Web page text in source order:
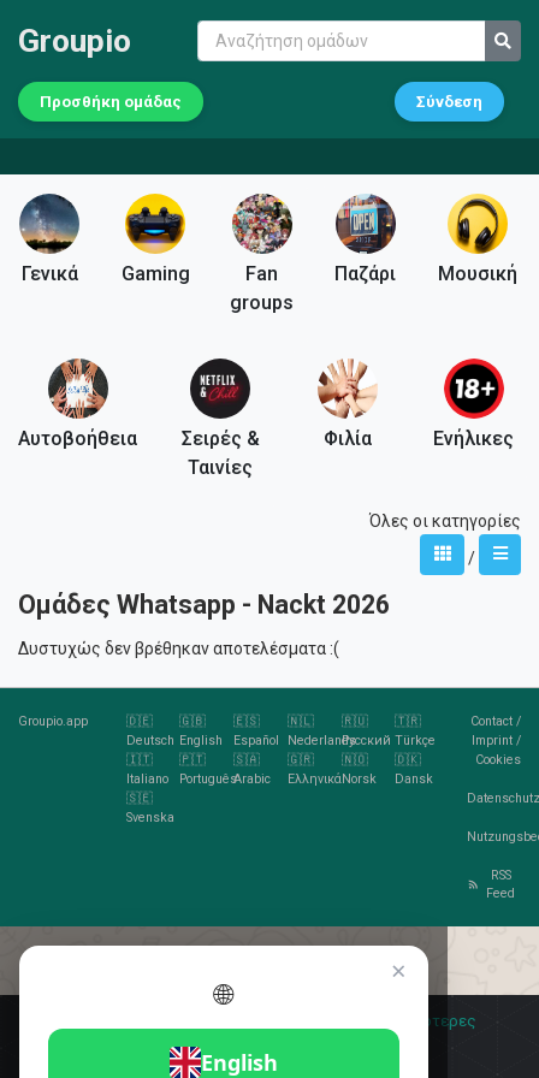
Groupio
Προσθήκη ομάδας Σύνδεση
Γενικά Gaming
Fan
groups
Παζάρι Μουσική
Αυτοβοήθεια
Σειρές &
Ταινίες
Φιλία Ενήλικες
Όλες οι κατηγορίες
/
Ομάδες Whatsapp - Nackt 2026
Δυστυχώς δεν βρέθηκαν αποτελέσματα :(
Groupio.app
🇩🇪
Deutsch
🇬🇧
English
🇪🇸
Español
🇳🇱
Nederlands
🇷🇺
Русский
🇹🇷
Türkçe
🇮🇹
Italiano
🇵🇹
Português
🇸🇦
Arabic
🇬🇷
Ελληνικά
🇳🇴
Norsk
🇩🇰
Dansk
🇸🇪
Svenska
Contact/
Imprint/
Cookies
RSS
Feed
Περισσότερες
πληροφορίες
×
🌐
English